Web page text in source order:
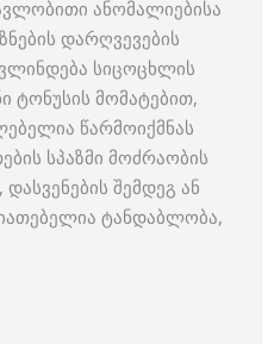
ანომალიებისა
დარღვევების
სიცოცხლის
ტონუსის მომატებით,
წარმოიქმნას
სპაზმი მოძრაობის
შემდეგ ან
ტანდაბლობა,